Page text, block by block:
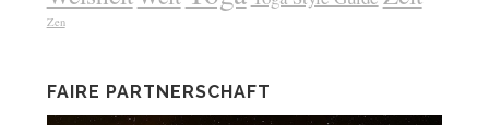
Zen
FAIRE PARTNERSCHAFT